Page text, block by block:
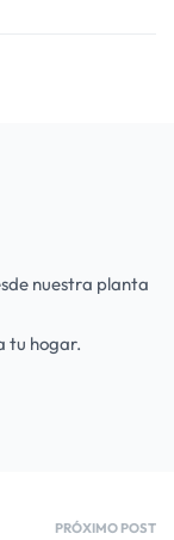
nuestra planta
tu hogar.
PRÓXIMO POST